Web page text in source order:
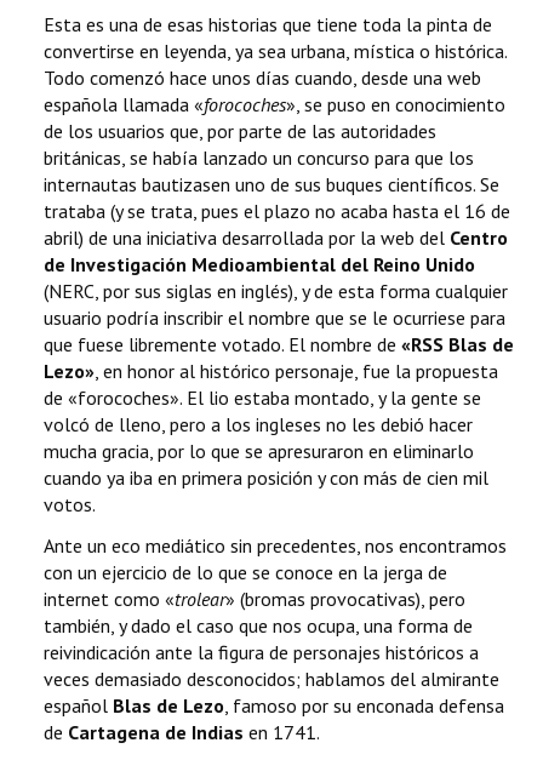
Esta es una de esas historias que tiene toda la pinta de
convertirse en leyenda, ya sea urbana, mística o histórica.
Todo comenzó hace unos días cuando, desde una web
española llamada «forocoches», se puso en conocimiento
de los usuarios que, por parte de las autoridades
británicas, se había lanzado un concurso para que los
internautas bautizasen uno de sus buques científicos. Se
trataba (y se trata, pues el plazo no acaba hasta el 16 de
abril) de una iniciativa desarrollada por la web del Centro
de Investigación Medioambiental del Reino Unido
(NERC, por sus siglas en inglés), y de esta forma cualquier
usuario podría inscribir el nombre que se le ocurriese para
que fuese libremente votado. El nombre de «RSS Blas de
Lezo», en honor al histórico personaje, fue la propuesta
de «forocoches». El lio estaba montado, y la gente se
volcó de lleno, pero a los ingleses no les debió hacer
mucha gracia, por lo que se apresuraron en eliminarlo
cuando ya iba en primera posición y con más de cien mil
votos.
Ante un eco mediático sin precedentes, nos encontramos
con un ejercicio de lo que se conoce en la jerga de
internet como «trolear» (bromas provocativas), pero
también, y dado el caso que nos ocupa, una forma de
reivindicación ante la figura de personajes históricos a
veces demasiado desconocidos; hablamos del almirante
español Blas de Lezo, famoso por su enconada defensa
de Cartagena de Indias en 1741.